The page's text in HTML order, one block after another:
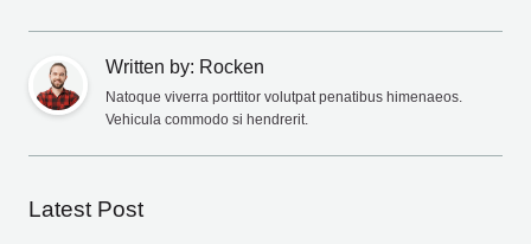
Written by: Rocken
Natoque viverra porttitor volutpat penatibus himenaeos.
Vehicula commodo si hendrerit.
Latest Post